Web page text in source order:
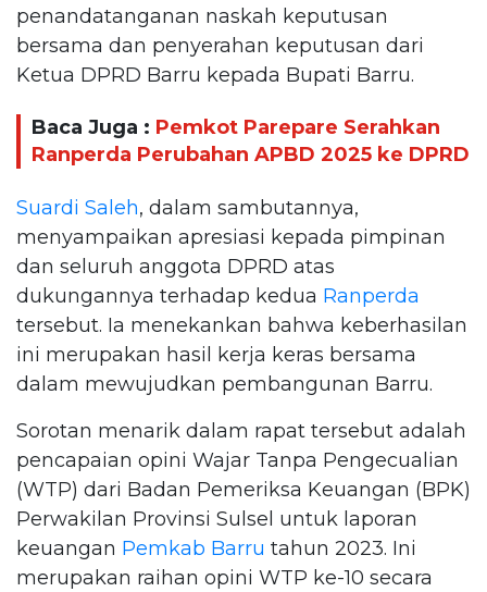
penandatanganan naskah keputusan
bersama dan penyerahan keputusan dari
Ketua DPRD Barru kepada Bupati Barru.
Baca Juga : Pemkot Parepare Serahkan
Ranperda Perubahan APBD 2025 ke DPRD
Suardi Saleh, dalam sambutannya,
menyampaikan apresiasi kepada pimpinan
dan seluruh anggota DPRD atas
dukungannya terhadap kedua Ranperda
tersebut. Ia menekankan bahwa keberhasilan
ini merupakan hasil kerja keras bersama
dalam mewujudkan pembangunan Barru.
Sorotan menarik dalam rapat tersebut adalah
pencapaian opini Wajar Tanpa Pengecualian
(WTP) dari Badan Pemeriksa Keuangan (BPK)
Perwakilan Provinsi Sulsel untuk laporan
keuangan Pemkab Barru tahun 2023. Ini
merupakan raihan opini WTP ke-10 secara